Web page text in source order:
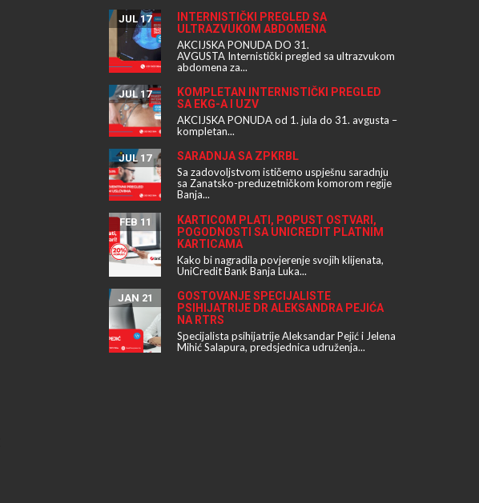
INTERNISTIČKI PREGLED SA
ULTRAZVUKOM ABDOMENA
JUL 17
AKCIJSKA PONUDA DO 31.
AVGUSTA Internistički pregled sa ultrazvukom
abdomena za...
KOMPLETAN INTERNISTIČKI PREGLED
SA EKG-A I UZV
JUL 17
AKCIJSKA PONUDA od 1. jula do 31. avgusta –
kompletan...
SARADNJA SA ZPKRBL
JUL 17
Sa zadovoljstvom ističemo uspješnu saradnju
sa Zanatsko-preduzetničkom komorom regije
Banja...
KARTICOM PLATI, POPUST OSTVARI,
POGODNOSTI SA UNICREDIT PLATNIM
KARTICAMA
FEB 11
Kako bi nagradila povjerenje svojih klijenata,
UniCredit Bank Banja Luka...
GOSTOVANJE SPECIJALISTE
PSIHIJATRIJE DR ALEKSANDRA PEJIĆA
NA RTRS
JAN 21
Specijalista psihijatrije Aleksandar Pejić i Jelena
Mihić Salapura, predsjednica udruženja...